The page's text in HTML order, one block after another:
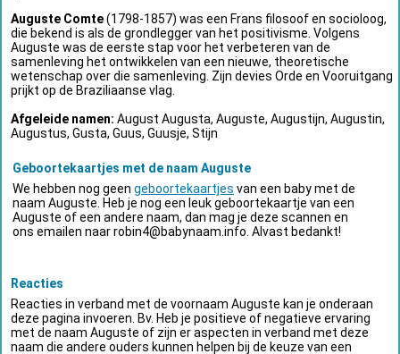
Auguste Comte(1798-1857) was een Frans filosoof en socioloog,
die bekend is als de grondlegger van het positivisme. Volgens
Auguste was de eerste stap voor het verbeteren van de
samenleving het ontwikkelen van een nieuwe, theoretische
wetenschap over die samenleving. Zijn devies Orde en Vooruitgang
prijkt op de Braziliaanse vlag.
Afgeleide namen: August Augusta, Auguste, Augustijn, Augustin,
Augustus, Gusta, Guus, Guusje, Stijn
Geboortekaartjes met de naam Auguste
We hebben nog geen geboortekaartjes van een baby met de
naam Auguste. Heb je nog een leuk geboortekaartje van een
Auguste of een andere naam, dan mag je deze scannen en
ons emailen naarrobin4@babynaam.info . Alvast bedankt!
Reacties
Reacties in verband met de voornaam Auguste kan je onderaan
deze pagina invoeren. Bv. Heb je positieve of negatieve ervaring
met de naam Auguste of zijn er aspecten in verband met deze
naam die andere ouders kunnen helpen bij de keuze van een